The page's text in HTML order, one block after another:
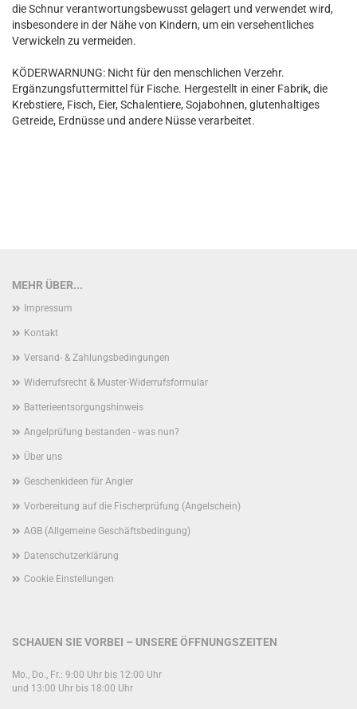
die Schnur verantwortungsbewusst gelagert und verwendet wird,
insbesondere in der Nähe von Kindern, um ein versehentliches
Verwickeln zu vermeiden.
KÖDERWARNUNG: Nicht für den menschlichen Verzehr.
Ergänzungsfuttermittel für Fische. Hergestellt in einer Fabrik, die
Krebstiere, Fisch, Eier, Schalentiere, Sojabohnen, glutenhaltiges
Getreide, Erdnüsse und andere Nüsse verarbeitet.
MEHR ÜBER...
Impressum
Kontakt
Versand- & Zahlungsbedingungen
Widerrufsrecht & Muster-Widerrufsformular
Batterieentsorgungshinweis
Angelprüfung bestanden - was nun?
Über uns
Geschenkideen für Angler
Vorbereitung auf die Fischerprüfung (Angelschein)
AGB (Allgemeine Geschäftsbedingung)
Datenschutzerklärung
Cookie Einstellungen
SCHAUEN SIE VORBEI – UNSERE ÖFFNUNGSZEITEN
Mo., Do., Fr.: 9:00 Uhr bis 12:00 Uhr
und 13:00 Uhr bis 18:00 Uhr